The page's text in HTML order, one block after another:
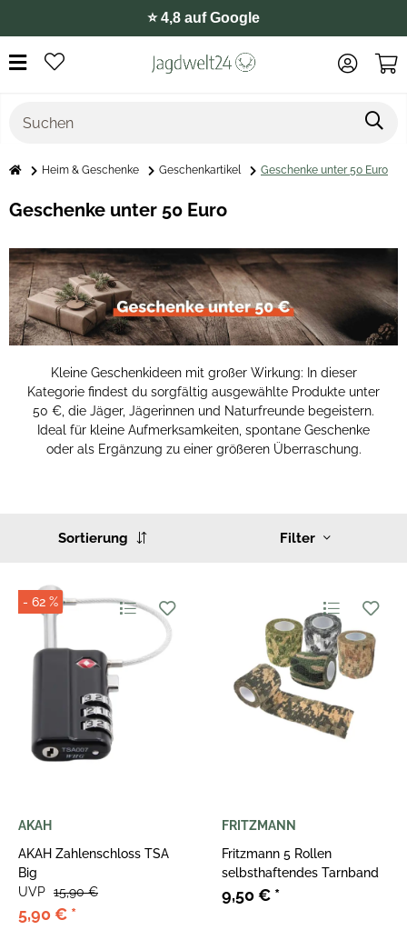
⭐️ 4,8 auf Google
Heim & Geschenke Geschenkartikel Geschenke unter 50 Euro
Geschenke unter 50 Euro
Kleine Geschenkideen mit großer Wirkung: In dieser
Kategorie findest du sorgfältig ausgewählte Produkte unter
50 €, die Jäger, Jägerinnen und Naturfreunde begeistern.
Ideal für kleine Aufmerksamkeiten, spontane Geschenke
oder als Ergänzung zu einer größeren Überraschung.
Filter
Sortierung
- 62 %
AKAH
AKAH Zahlenschloss TSA
Big
5,90 € *
UVP 15,90 €
FRITZMANN
Fritzmann 5 Rollen
selbsthaftendes Tarnband
9,50 € *